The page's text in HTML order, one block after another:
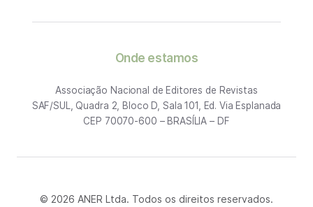
Onde estamos
Associação Nacional de Editores de Revistas
SAF/SUL, Quadra 2, Bloco D, Sala 101, Ed. Via Esplanada
CEP 70070-600 – BRASÍLIA – DF
© 2026 ANER Ltda. Todos os direitos reservados.